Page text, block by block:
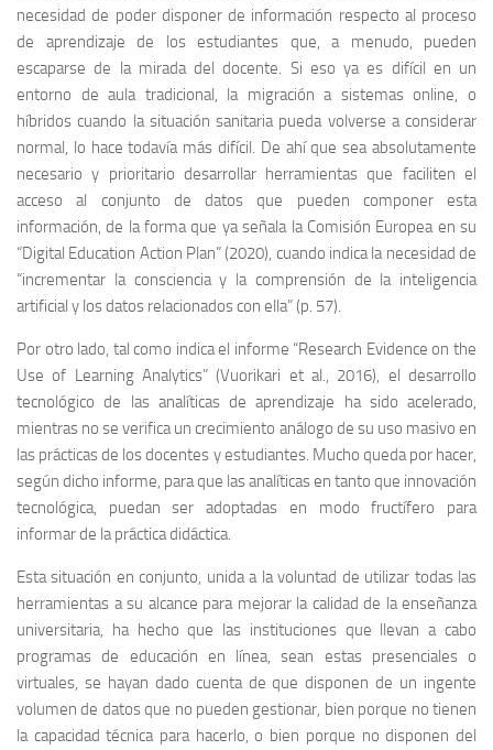
necesidad de poder disponer de información respecto al proceso
de aprendizaje de los estudiantes que, a menudo, pueden
escaparse de la mirada del docente. Si eso ya es difícil en un
entorno de aula tradicional, la migración a sistemas online, o
híbridos cuando la situación sanitaria pueda volverse a considerar
normal, lo hace todavía más difícil. De ahí que sea absolutamente
necesario y prioritario desarrollar herramientas que faciliten el
acceso al conjunto de datos que pueden componer esta
información, de la forma que ya señala la Comisión Europea en su
“Digital Education Action Plan” (2020), cuando indica la necesidad de
“incrementar la consciencia y la comprensión de la inteligencia
artificial y los datos relacionados con ella” (p. 57).
Por otro lado, tal como indica el informe “Research Evidence on the
Use of Learning Analytics” (Vuorikari et al., 2016), el desarrollo
tecnológico de las analíticas de aprendizaje ha sido acelerado,
mientras no se verifica un crecimiento análogo de su uso masivo en
las prácticas de los docentes y estudiantes. Mucho queda por hacer,
según dicho informe, para que las analíticas en tanto que innovación
tecnológica, puedan ser adoptadas en modo fructífero para
informar de la práctica didáctica.
Esta situación en conjunto, unida a la voluntad de utilizar todas las
herramientas a su alcance para mejorar la calidad de la enseñanza
universitaria, ha hecho que las instituciones que llevan a cabo
programas de educación en línea, sean estas presenciales o
virtuales, se hayan dado cuenta de que disponen de un ingente
volumen de datos que no pueden gestionar, bien porque no tienen
la capacidad técnica para hacerlo, o bien porque no disponen del